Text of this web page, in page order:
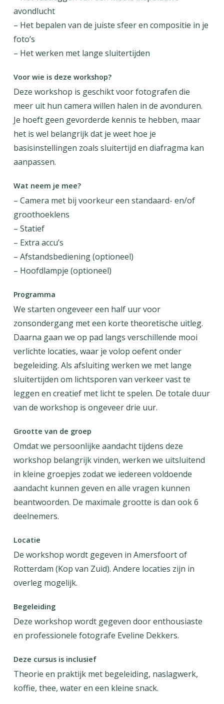
avondlucht
– Het bepalen van de juiste sfeer en compositie in je
foto’s
– Het werken met lange sluitertijden
Voor wie is deze workshop?
Deze workshop is geschikt voor fotografen die
meer uit hun camera willen halen in de avonduren.
Je hoeft geen gevorderde kennis te hebben, maar
het is wel belangrijk dat je weet hoe je
basisinstellingen zoals sluitertijd en diafragma kan
aanpassen.
Wat neem je mee?
– Camera met bij voorkeur een standaard- en/of
groothoeklens
– Statief
– Extra accu’s
– Afstandsbediening (optioneel)
– Hoofdlampje (optioneel)
Programma
We starten ongeveer een half uur voor
zonsondergang met een korte theoretische uitleg.
Daarna gaan we op pad langs verschillende mooi
verlichte locaties, waar je volop oefent onder
begeleiding. Als afsluiting werken we met lange
sluitertijden om lichtsporen van verkeer vast te
leggen en creatief met licht te spelen. De totale duur
van de workshop is ongeveer drie uur.
Grootte van de groep
Omdat we persoonlijke aandacht tijdens deze
workshop belangrijk vinden, werken we uitsluitend
in kleine groepjes zodat we iedereen voldoende
aandacht kunnen geven en alle vragen kunnen
beantwoorden. De maximale grootte is dan ook 6
deelnemers.
Locatie
De workshop wordt gegeven in Amersfoort of
Rotterdam (Kop van Zuid). Andere locaties zijn in
overleg mogelijk.
Begeleiding
Deze workshop wordt gegeven door enthousiaste
en professionele fotografe Eveline Dekkers.
Deze cursus is inclusief
Theorie en praktijk met begeleiding, naslagwerk,
koffie, thee, water en een kleine snack.